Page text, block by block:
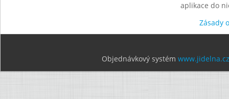
aplikace do
Zásady
Objednávkový systém www.jidelna.cz